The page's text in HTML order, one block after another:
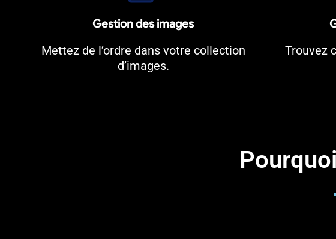
Gestion des images
Mettez de l’ordre dans votre collection
d’images.
Trouvez